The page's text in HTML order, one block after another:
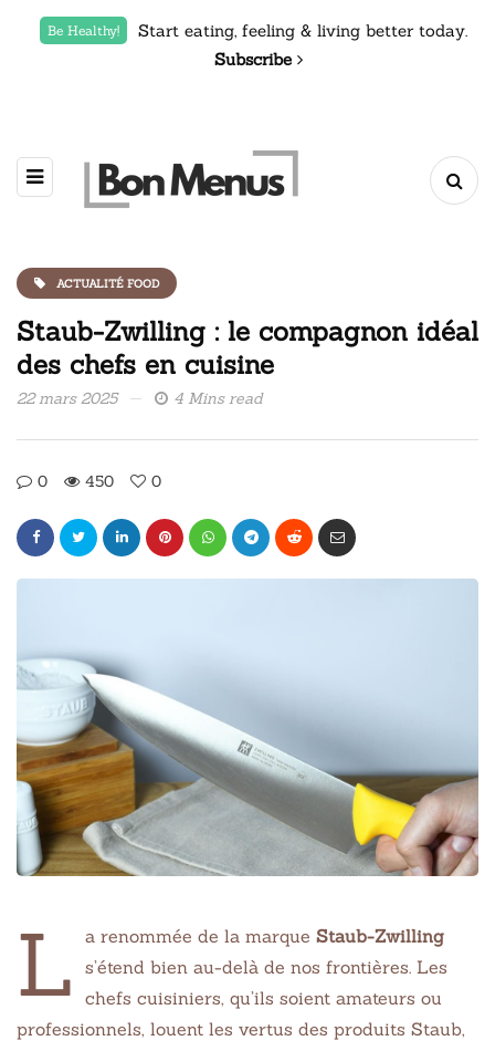
Be Healthy!
Start eating, feeling & living better today.
Subscribe
ACTUALITÉ FOOD
Staub-Zwilling : le compagnon idéal
des chefs en cuisine
22 mars 2025 4 Mins read
0 450 0
L a renommée de la marque Staub-Zwilling
s’étend bien au-delà de nos frontières. Les
chefs cuisiniers, qu’ils soient amateurs ou
professionnels, louent les vertus des produits Staub,